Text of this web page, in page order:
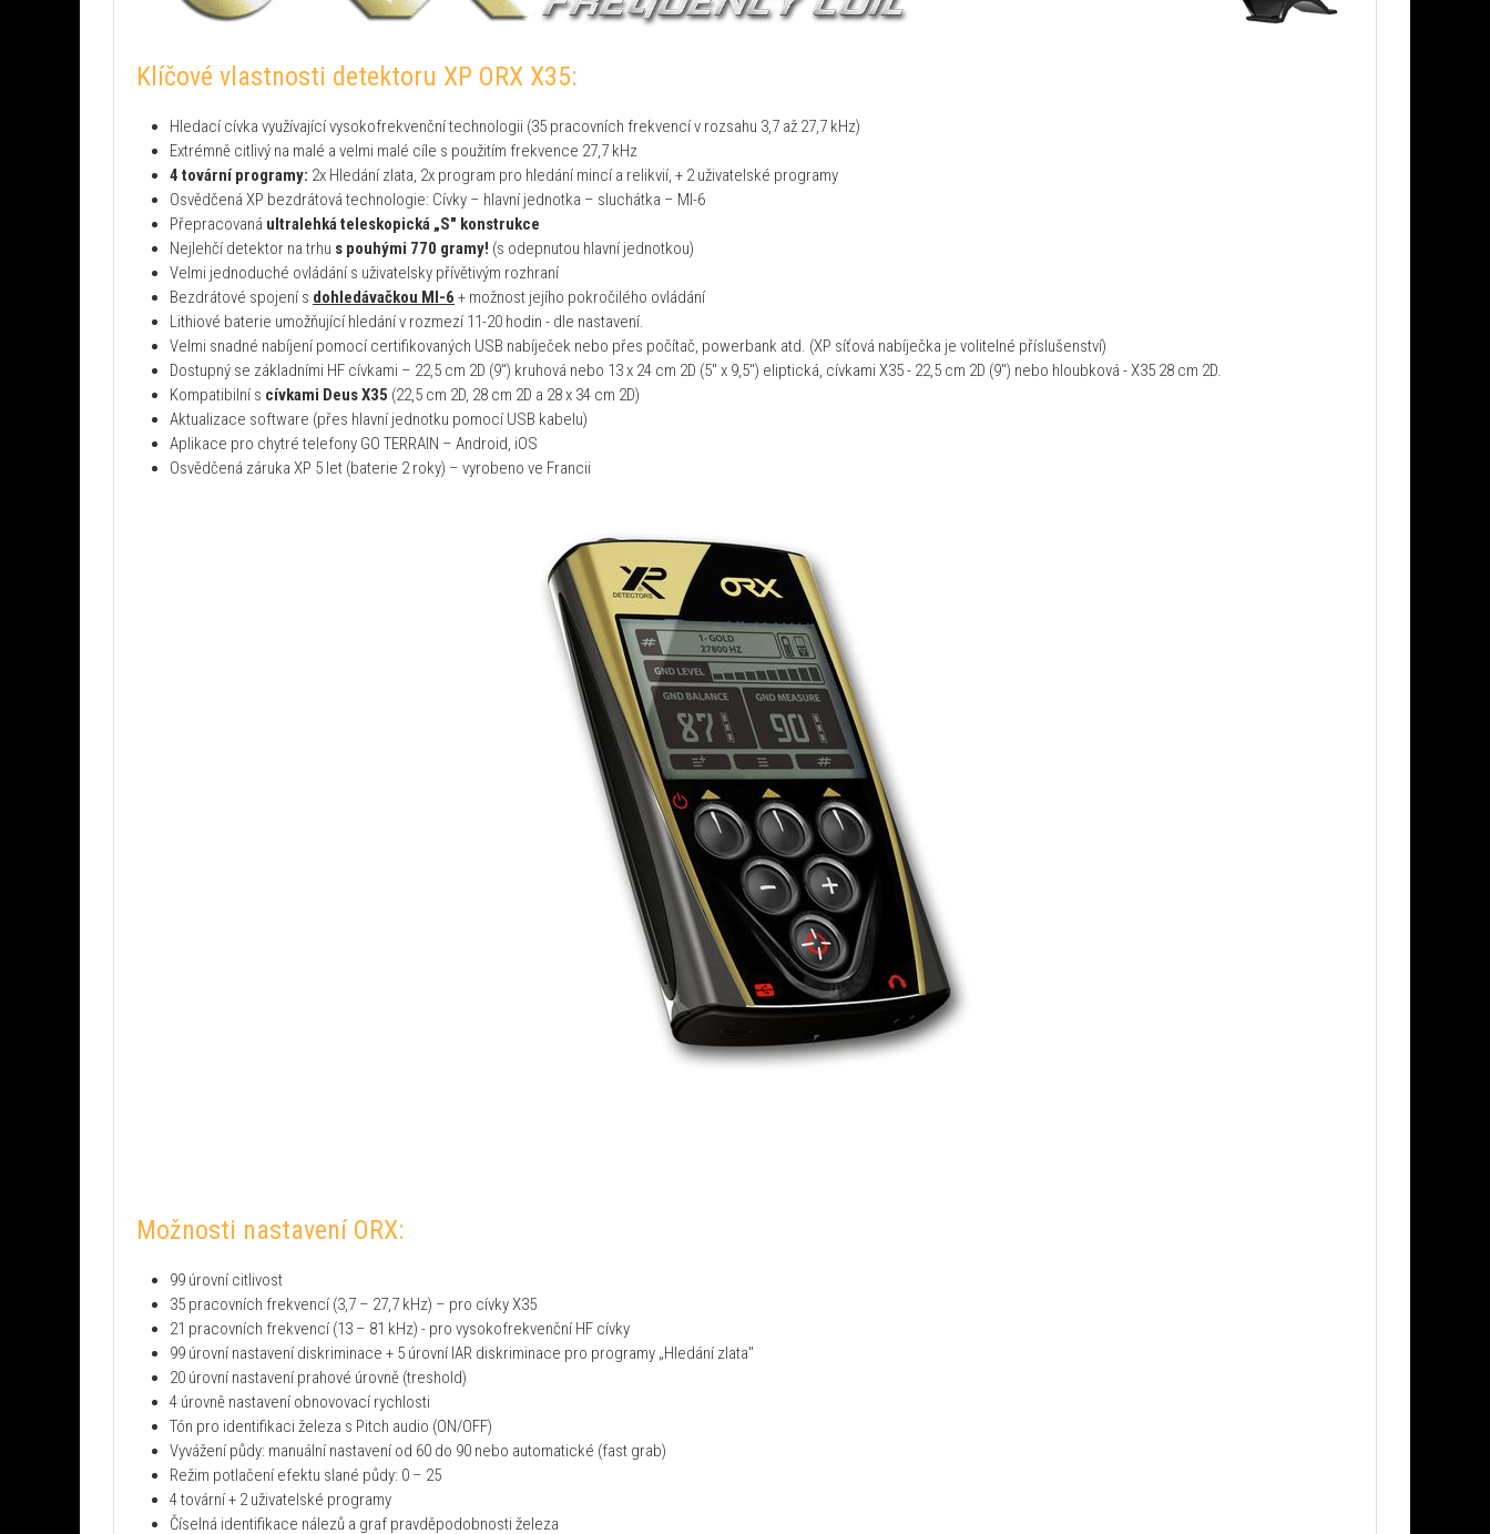
Klíčové vlastnosti detektoru XP ORX X35:
Hledací cívka využívající vysokofrekvenční technologii (35 pracovních frekvencí v rozsahu 3,7 až 27,7 kHz)
Extrémně citlivý na malé a velmi malé cíle s použitím frekvence 27,7 kHz
4 tovární programy: 2x Hledání zlata, 2x program pro hledání mincí a relikvií, + 2 uživatelské programy
Osvědčená XP bezdrátová technologie: Cívky – hlavní jednotka – sluchátka – MI-6
Přepracovaná ultralehká teleskopická „S" konstrukce
Nejlehčí detektor na trhu s pouhými 770 gramy! (s odepnutou hlavní jednotkou)
Velmi jednoduché ovládání s uživatelsky přívětivým rozhraní
Bezdrátové spojení s dohledávačkou MI-6 + možnost jejího pokročilého ovládání
Lithiové baterie umožňující hledání v rozmezí 11-20 hodin - dle nastavení.
Velmi snadné nabíjení pomocí certifikovaných USB nabíječek nebo přes počítač, powerbank atd. (XP síťová nabíječka je volitelné příslušenství)
Dostupný se základními HF cívkami – 22,5 cm 2D (9") kruhová nebo 13 x 24 cm 2D (5" x 9,5") eliptická, cívkami X35 - 22,5 cm 2D (9") nebo hloubková - X35 28 cm 2D.
Kompatibilní s cívkami Deus X35 (22,5 cm 2D, 28 cm 2D a 28 x 34 cm 2D)
Aktualizace software (přes hlavní jednotku pomocí USB kabelu)
Aplikace pro chytré telefony GO TERRAIN – Android, iOS
Osvědčená záruka XP 5 let (baterie 2 roky) – vyrobeno ve Francii
Možnosti nastavení ORX:
99 úrovní citlivost
35 pracovních frekvencí (3,7 – 27,7 kHz) – pro cívky X35
21 pracovních frekvencí (13 – 81 kHz) - pro vysokofrekvenční HF cívky
99 úrovní nastavení diskriminace + 5 úrovní IAR diskriminace pro programy „Hledání zlata"
20 úrovní nastavení prahové úrovně (treshold)
4 úrovně nastavení obnovovací rychlosti
Tón pro identifikaci železa s Pitch audio (ON/OFF)
Vyvážení půdy: manuální nastavení od 60 do 90 nebo automatické (fast grab)
Režim potlačení efektu slané půdy: 0 – 25
4 tovární + 2 uživatelské programy
Číselná identifikace nálezů a graf pravděpodobnosti železa